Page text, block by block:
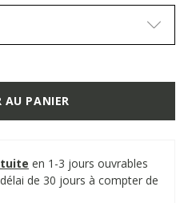
AU PANIER
en 1-3 jours ouvrables
de 30 jours à compter de